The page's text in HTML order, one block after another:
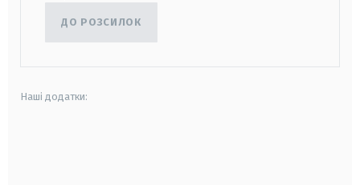
ДО РОЗСИЛОК
Наші додатки: